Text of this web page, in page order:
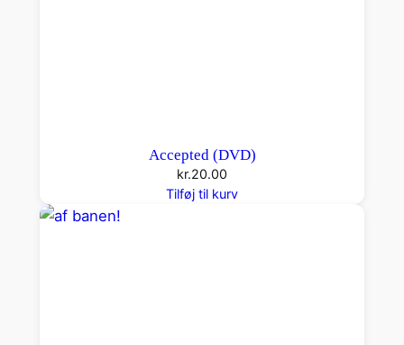
Accepted (DVD)
kr.20.00
Tilføj til kurv